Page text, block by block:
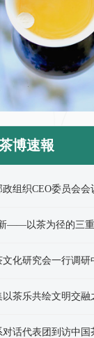
博速報
政组织CEO委员会
——以茶为径的三
文化研究会一行调研
以茶乐共绘文明交融
对话代表团到访中国